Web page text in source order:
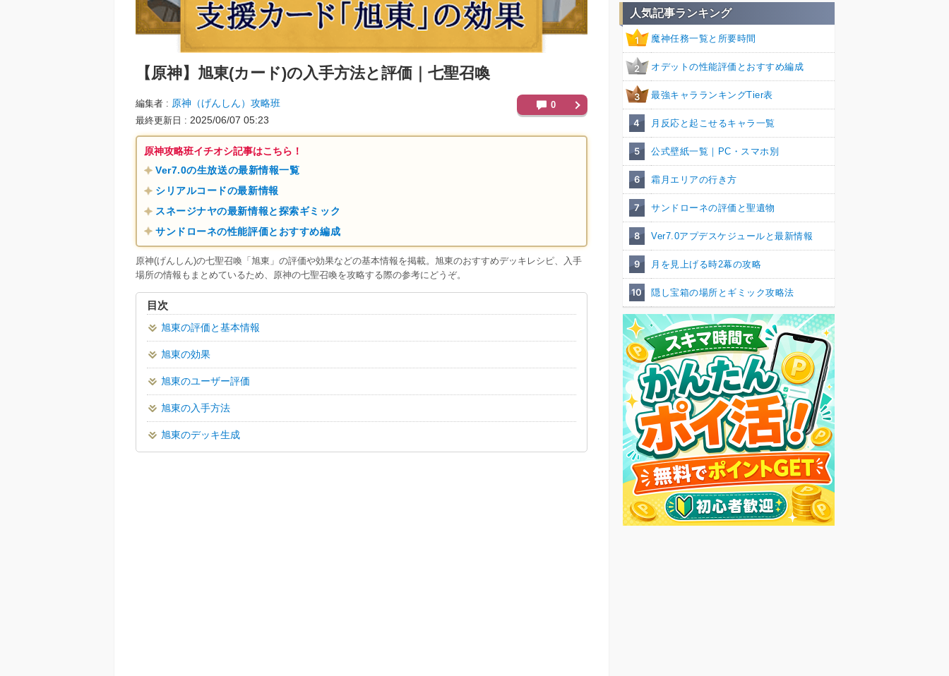
【原神】 旭東(カード)の入手方法と評価｜七聖召喚
編集者 原神（げんしん）攻略班
最終更新日 2025/06/07 05:23
0
原神攻略班イチオシ記事はこちら！
Ver7.0の生放送の最新情報一覧
シリアルコードの最新情報
スネージナヤの最新情報と探索ギミック
サンドローネの性能評価とおすすめ編成
原神(げんしん)の七聖召喚「旭東」の評価や効果などの基本情報を掲載。旭東のおすすめデッキレシピ、入手
場所の情報もまとめているため、原神の七聖召喚を攻略する際の参考にどうぞ。
目次
旭東の評価と基本情報
旭東の効果
旭東のユーザー評価
旭東の入手方法
旭東のデッキ生成
人気記事ランキング
1 魔神任務一覧と所要時間
2 オデットの性能評価とおすすめ編成
3 最強キャラランキングTier表
4 月反応と起こせるキャラ一覧
5 公式壁紙一覧｜PC・スマホ別
6 霜月エリアの行き方
7 サンドローネの評価と聖遺物
8 Ver7.0アプデスケジュールと最新情報
9 月を見上げる時2幕の攻略
10 隠し宝箱の場所とギミック攻略法